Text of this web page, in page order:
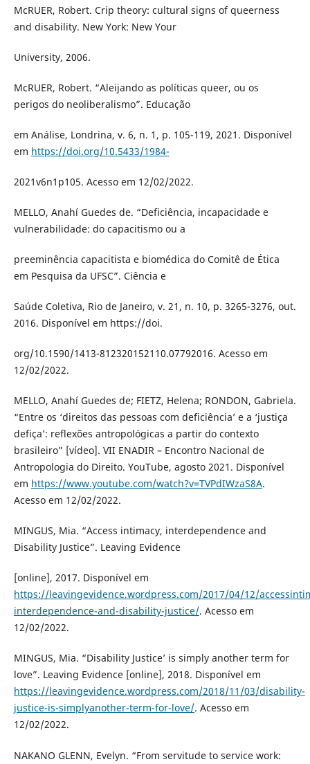
McRUER, Robert. Crip theory: cultural signs of queerness
and disability. New York: New Your
University, 2006.
McRUER, Robert. “Aleijando as políticas queer, ou os
perigos do neoliberalismo”. Educação
em Análise, Londrina, v. 6, n. 1, p. 105-119, 2021. Disponível
em https://doi.org/10.5433/1984-
2021v6n1p105. Acesso em 12/02/2022.
MELLO, Anahí Guedes de. “Deficiência, incapacidade e
vulnerabilidade: do capacitismo ou a
preeminência capacitista e biomédica do Comitê de Ética
em Pesquisa da UFSC”. Ciência e
Saúde Coletiva, Rio de Janeiro, v. 21, n. 10, p. 3265-3276, out.
2016. Disponível em https://doi.
org/10.1590/1413-812320152110.07792016. Acesso em
12/02/2022.
MELLO, Anahí Guedes de; FIETZ, Helena; RONDON, Gabriela.
“Entre os ‘direitos das pessoas com deficiência’ e a ‘justiça
defiça’: reflexões antropológicas a partir do contexto
brasileiro” [vídeo]. VII ENADIR – Encontro Nacional de
Antropologia do Direito. YouTube, agosto 2021. Disponível
em https://www.youtube.com/watch?v=TVPdIWzaS8A.
Acesso em 12/02/2022.
MINGUS, Mia. “Access intimacy, interdependence and
Disability Justice”. Leaving Evidence
[online], 2017. Disponível em
https://leavingevidence.wordpress.com/2017/04/12/
interdependence-and-disability-justice/. Acesso em
12/02/2022.
MINGUS, Mia. “Disability Justice’ is simply another term for
love”. Leaving Evidence [online], 2018. Disponível em
https://leavingevidence.wordpress.com/2018/11/03/disability-
justice-is-simplyanother-term-for-love/. Acesso em
12/02/2022.
NAKANO GLENN, Evelyn. “From servitude to service work: